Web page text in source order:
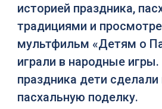
историей праздника,
традициями и
мультфильм «Детям о
играли в народные
праздника дети
пасхальную поделку.